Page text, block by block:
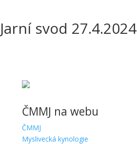
Jarní svod 27.4.2024
ČMMJ na webu
ČMMJ
Myslivecká kynologie